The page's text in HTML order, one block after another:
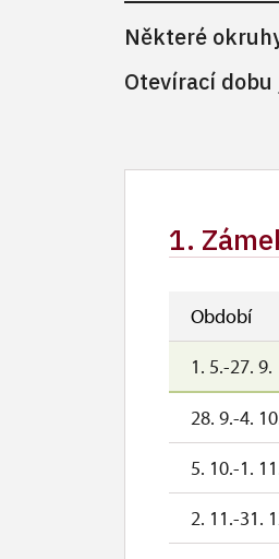
Některé
Otevírací
1.
Období
1. 5.-27. 9.
28. 9.-4.
5. 10.-1.
2. 11.-31.